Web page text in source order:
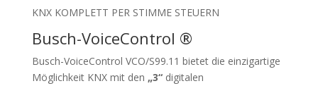
KNX KOMPLETT PER STIMME STEUERN
Busch-VoiceControl ®
Busch-VoiceControl VCO/S99.11 bietet die einzigartige
Möglichkeit KNX mit den „3“digitalen